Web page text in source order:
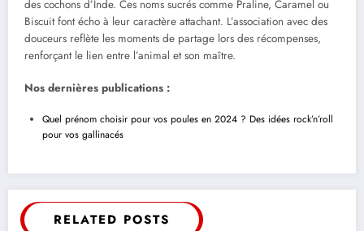
des cochons d’Inde. Ces noms sucrés comme Praline, Caramel ou
Biscuit font écho à leur caractère attachant. L’association avec des
douceurs reflète les moments de partage lors des récompenses,
renforçant le lien entre l’animal et son maître.
Nos dernières publications :
Quel prénom choisir pour vos poules en 2024 ? Des idées rock’n’roll
pour vos gallinacés
RELATED POSTS